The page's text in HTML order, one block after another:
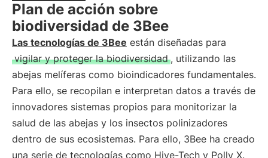
Plan de acción sobre
biodiversidad de 3Bee
Las tecnologías de 3Bee están diseñadas para
vigilar y proteger la biodiversidad , utilizando las
abejas melíferas como bioindicadores fundamentales.
Para ello, se recopilan e interpretan datos a través de
innovadores sistemas propios para monitorizar la
salud de las abejas y los insectos polinizadores
dentro de sus ecosistemas. Para ello, 3Bee ha creado
una serie de tecnologías como Hive-Tech y Polly X.